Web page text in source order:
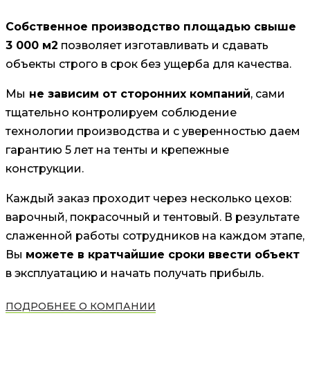
Собственное производство площадью свыше
3 000 м2 позволяет изготавливать и сдавать
объекты строго в срок без ущерба для качества.
Мы не зависим от сторонних компаний, сами
тщательно контролируем соблюдение
технологии производства и с уверенностью даем
гарантию 5 лет на тенты и крепежные
конструкции.
Каждый заказ проходит через несколько цехов:
варочный, покрасочный и тентовый. В результате
слаженной работы сотрудников на каждом этапе,
Вы можете в кратчайшие сроки ввести объект
в эксплуатацию и начать получать прибыль.
ПОДРОБНЕЕ О КОМПАНИИ